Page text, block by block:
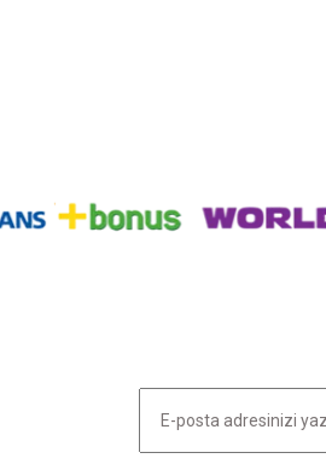
bilgiler bulunuyor.